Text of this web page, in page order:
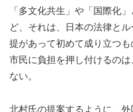
「多文化共生」や「国際化
ど、それは、日本の法律と
提があって初めて成り立つ
市民に負担を押し付けるの
ない。
北村氏の提案するように、